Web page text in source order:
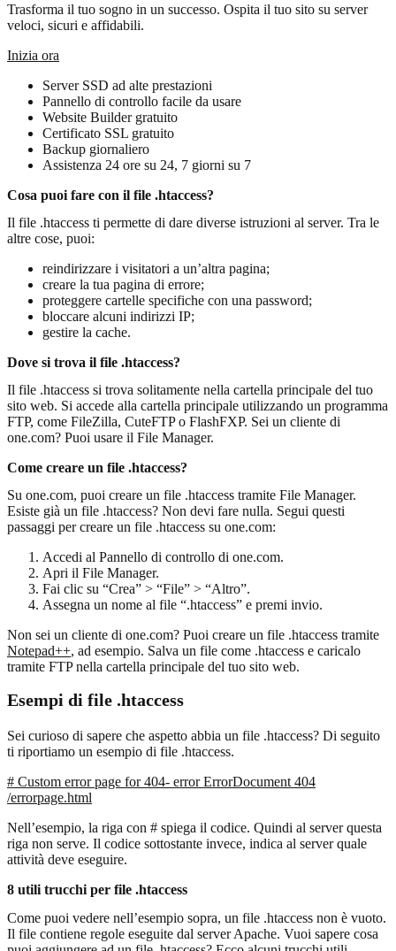
Trasforma il tuo sogno in un successo. Ospita il tuo sito su server
veloci, sicuri e affidabili.
Inizia ora
Server SSD ad alte prestazioni
Pannello di controllo facile da usare
Website Builder gratuito
Certificato SSL gratuito
Backup giornaliero
Assistenza 24 ore su 24, 7 giorni su 7
Cosa puoi fare con il file .htaccess?
Il file .htaccess ti permette di dare diverse istruzioni al server. Tra le
altre cose, puoi:
reindirizzare i visitatori a un’altra pagina;
creare la tua pagina di errore;
proteggere cartelle specifiche con una password;
bloccare alcuni indirizzi IP;
gestire la cache.
Dove si trova il file .htaccess?
Il file .htaccess si trova solitamente nella cartella principale del tuo
sito web. Si accede alla cartella principale utilizzando un programma
FTP, come FileZilla, CuteFTP o FlashFXP. Sei un cliente di
one.com? Puoi usare il File Manager.
Come creare un file .htaccess?
Su one.com, puoi creare un file .htaccess tramite File Manager.
Esiste già un file .htaccess? Non devi fare nulla. Segui questi
passaggi per creare un file .htaccess su one.com:
Accedi al Pannello di controllo di one.com.
Apri il File Manager.
Fai clic su “Crea” > “File” > “Altro”.
Assegna un nome al file “.htaccess” e premi invio.
Non sei un cliente di one.com? Puoi creare un file .htaccess tramite
Notepad++, ad esempio. Salva un file come .htaccess e caricalo
tramite FTP nella cartella principale del tuo sito web.
Esempi di file .htaccess
Sei curioso di sapere che aspetto abbia un file .htaccess? Di seguito
ti riportiamo un esempio di file .htaccess.
# Custom error page for 404- error ErrorDocument 404
/errorpage.html
Nell’esempio, la riga con # spiega il codice. Quindi al server questa
riga non serve. Il codice sottostante invece, indica al server quale
attività deve eseguire.
8 utili trucchi per file .htaccess
Come puoi vedere nell’esempio sopra, un file .htaccess non è vuoto.
Il file contiene regole eseguite dal server Apache. Vuoi sapere cosa